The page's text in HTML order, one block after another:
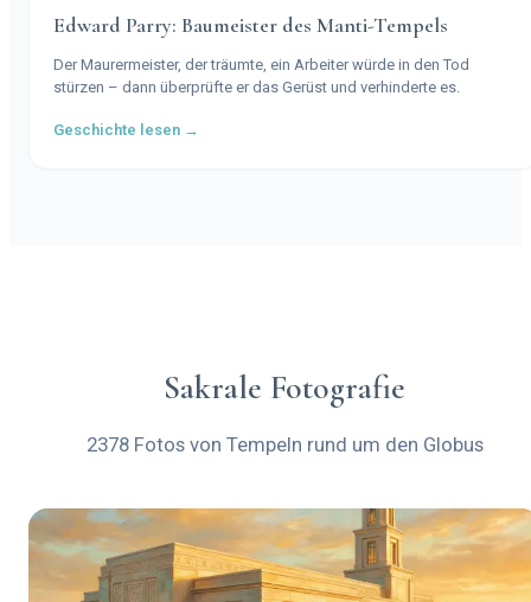
Edward Parry: Baumeister des Manti-Tempels
Der Maurermeister, der träumte, ein Arbeiter würde in den Tod
stürzen – dann überprüfte er das Gerüst und verhinderte es.
Geschichte lesen →
Sakrale Fotografie
2378 Fotos von Tempeln rund um den Globus